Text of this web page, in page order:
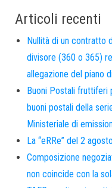
Articoli recenti
Nullità di un contratto
divisore (360 o 365)
allegazione del piano
Buoni Postali fruttiferi
buoni postali della
Ministeriale di
La “eRRe” del 2
Composizione
non coincide con la